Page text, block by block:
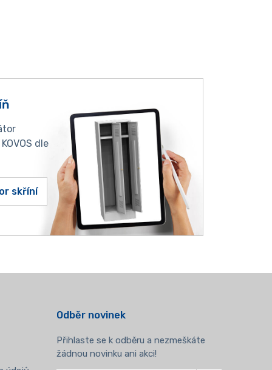
dle
skříní
Odběr novinek
Přihlaste se k odběru a nezmeškáte
žádnou novinku ani akci!